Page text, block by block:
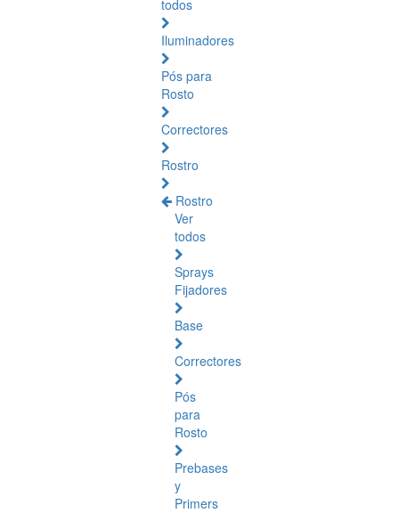
todos
Iluminadores
Pós para
Rosto
Correctores
Rostro
Rostro
Ver
todos
Sprays
Fijadores
Base
Correctores
Pós
para
Rosto
Prebases
y
Primers